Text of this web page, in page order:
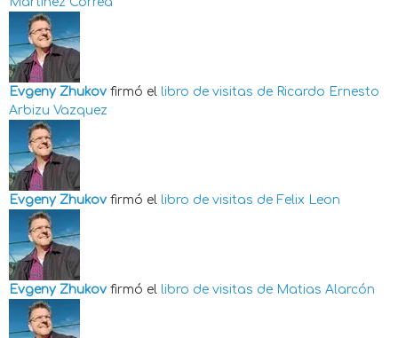
Evgeny Zhukov firmó el libro de visitas de Ricardo Ernesto
Arbizu Vazquez
Evgeny Zhukov firmó el libro de visitas de Felix Leon
Evgeny Zhukov firmó el libro de visitas de Matias Alarcón